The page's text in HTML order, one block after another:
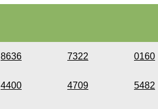
8636 7322 0160
4400 4709 5482